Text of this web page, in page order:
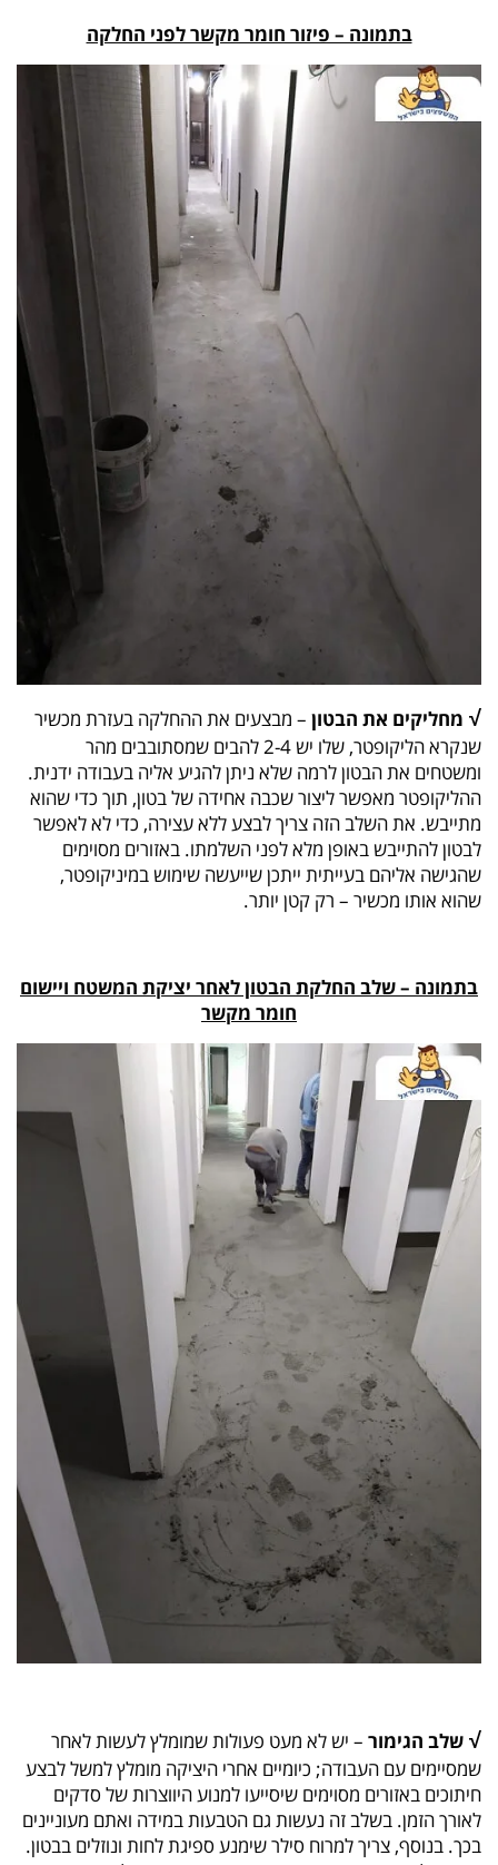
בתמונה – פיזור חומר מקשר לפני החלקה
√ מחליקים את הבטון – מבצעים את ההחלקה בעזרת מכשיר
שנקרא הליקופטר, שלו יש 2-4 להבים שמסתובבים מהר
ומשטחים את הבטון לרמה שלא ניתן להגיע אליה בעבודה ידנית.
ההליקופטר מאפשר ליצור שכבה אחידה של בטון, תוך כדי שהוא
מתייבש. את השלב הזה צריך לבצע ללא עצירה, כדי לא לאפשר
לבטון להתייבש באופן מלא לפני השלמתו. באזורים מסוימים
שהגישה אליהם בעייתית ייתכן שייעשה שימוש במיניקופטר,
שהוא אותו מכשיר – רק קטן יותר.
בתמונה – שלב החלקת הבטון לאחר יציקת המשטח ויישום
חומר מקשר
√ שלב הגימור – יש לא מעט פעולות שמומלץ לעשות לאחר
שמסיימים עם העבודה; כיומיים אחרי היציקה מומלץ למשל לבצע
חיתוכים באזורים מסוימים שיסייעו למנוע היווצרות של סדקים
לאורך הזמן. בשלב זה נעשות גם הטבעות במידה ואתם מעוניינים
בכך. בנוסף, צריך למרוח סילר שימנע ספיגת לחות ונוזלים בבטון.